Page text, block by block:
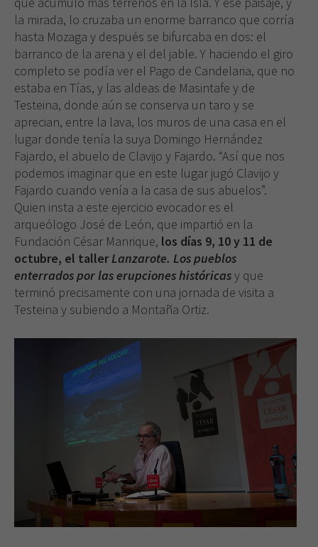
la mirada, lo cruzaba un enorme barranco que corría
hasta Mozaga y después se bifurcaba en dos: el
barranco de la arena y el del jable. Y haciendo el giro
completo se podía ver el Pago de Candelaria, que no
estaba en Tías, y las aldeas de Masintafe y de
Testeina, donde aún se conserva un taro y se
aprecian, entre la lava, los muros de una casa en el
lugar donde tenía la suya Domingo Hernández
Fajardo, el abuelo de Clavijo y Fajardo. “Así que nos
podemos imaginar que en este lugar jugó Clavijo y
Fajardo cuando venía a la casa de sus abuelos”.
Quien insta a este ejercicio evocador es el
arqueólogo José de León, que impartió en la
Fundación César Manrique, los días 9, 10 y 11 de
octubre, el tallerLanzarote. Los pueblos
enterrados por las erupciones históricasy que
terminó precisamente con una jornada de visita a
Testeina y subiendo a Montaña Ortiz.